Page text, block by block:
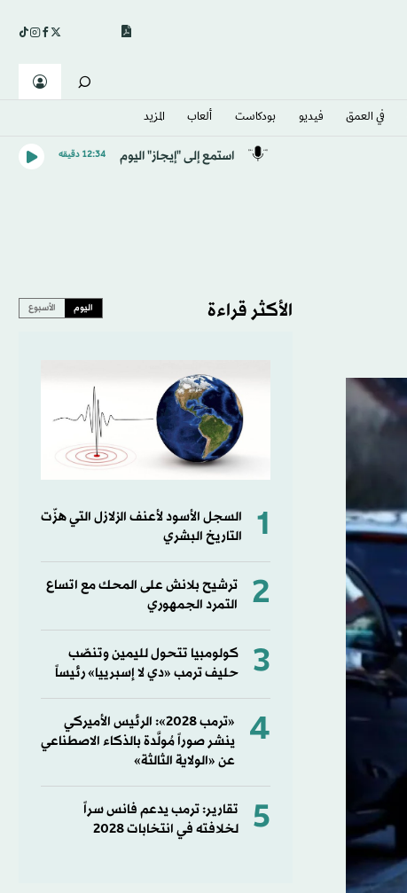
في العمق فيديو بودكاست ألعاب المزيد
استمع إلى "إيجاز" اليوم 12:34 دقيقه
الأكثر قراءة اليوم الأسبوع
1
السجل الأسود لأعنف الزلازل التي هزّت
التاريخ البشري
2
ترشيح بلانش على المحك مع اتساع
التمرد الجمهوري
3
كولومبيا تتحول لليمين وتنصّب
حليف ترمب «دي لا إسبرييا» رئيساً
4
«ترمب 2028»: الرئيس الأميركي
ينشر صوراً مُولَّدة بالذكاء الاصطناعي
عن «الولاية الثالثة»
5
تقارير: ترمب يدعم فانس سراً
لخلافته في انتخابات 2028